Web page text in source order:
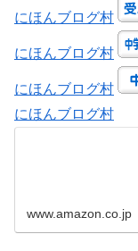
にほんブログ村
にほんブログ村
にほんブログ村
にほんブログ村
www.amazon.co.jp